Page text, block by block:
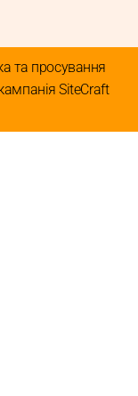
та просування
SiteCraft